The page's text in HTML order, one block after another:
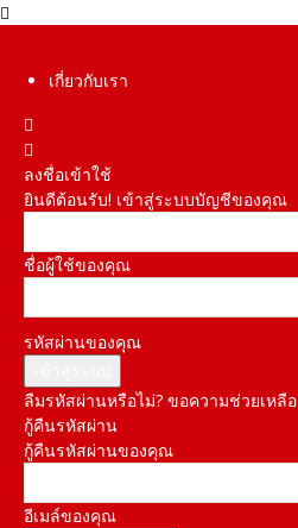
เกี่ยวกับเรา
ลงชื่อเข้าใช้
ยินดีต้อนรับ! เข้าสู่ระบบบัญชีของคุณ
ชื่อผู้ใช้ของคุณ
รหัสผ่านของคุณ
ลืมรหัสผ่านหรือไม่? ขอความช่วยเหลือ
กู้คืนรหัสผ่าน
กู้คืนรหัสผ่านของคุณ
อีเมล์ของคุณ